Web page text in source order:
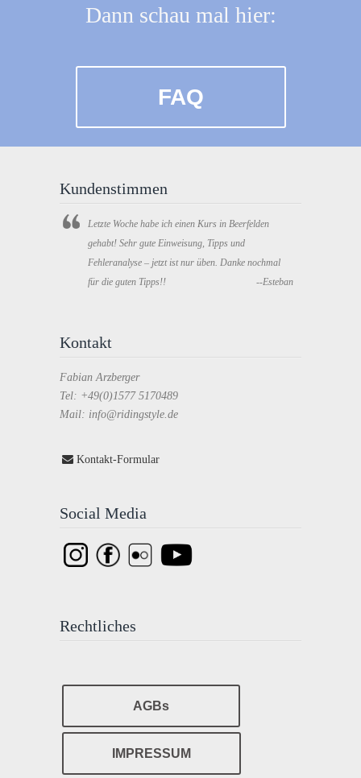
Dann schau mal hier:
FAQ
Kundenstimmen
Letzte Woche habe ich einen Kurs in Beerfelden
gehabt! Sehr gute Einweisung, Tipps und
Fehleranalyse – jetzt ist nur üben. Danke nochmal
für die guten Tipps!!
--Esteban
Kontakt
Fabian Arzberger
Tel: +49(0)1577 5170489
Mail: info@ridingstyle.de
Kontakt-Formular
Social Media
Rechtliches
AGBs
IMPRESSUM